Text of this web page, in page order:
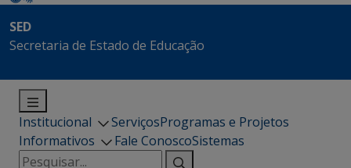
SED
Secretaria de Estado de Educação
Institucional ServiçosProgramas e Projetos
Informativos
Fale ConoscoSistemas
Pesquisar